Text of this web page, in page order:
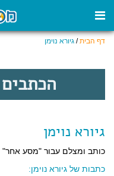
דף הבית/ גיורא נוימן
גיורא נוימן
כותב ומצלם עבור "מסע אחר"
כתבות של גיורא נוימן: